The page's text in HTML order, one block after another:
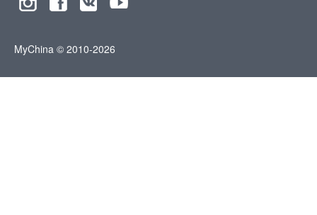
MyChina © 2010-2026